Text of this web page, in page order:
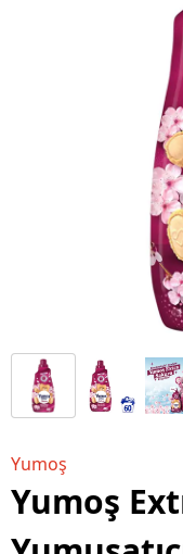
Yumoş
Yumoş